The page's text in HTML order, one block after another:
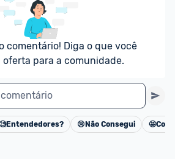
Suportada por Pneu: 84 - Suporta
4 Pneus Westlake Aro 15
CR65764 Dimensões: Tamanho: 185
Kg Garantia do Fornecedor: 60 Meses.
meramente ilustrativa Todas as
são de responsabilidade do
comentário! Diga o que você
oferta para a comunidade.
Cancelar
Entendedores? 😢 Não Consegui 🤩